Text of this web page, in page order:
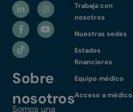
Sobre
nosotros
Somos una
Trabaja con
nosotros
Nuestras sedes
Estados
financieros
Equipo médico
Acceso a